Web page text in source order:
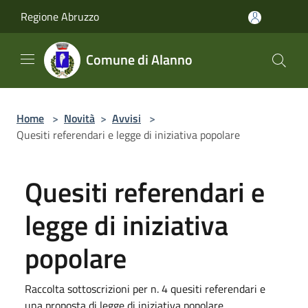
Regione Abruzzo
Comune di Alanno
Home > Novità > Avvisi >
Quesiti referendari e legge di iniziativa popolare
Quesiti referendari e
legge di iniziativa
popolare
Raccolta sottoscrizioni per n. 4 quesiti referendari e